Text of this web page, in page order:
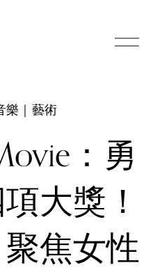
O
p
：勇
大獎！
聚焦女性
樂｜藝術